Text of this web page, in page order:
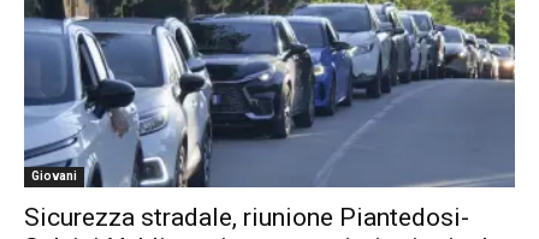
Giovani
Sicurezza stradale, riunione Piantedosi-